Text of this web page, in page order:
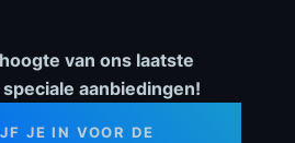
van ons laatste
aanbiedingen!
JE IN VOOR DE